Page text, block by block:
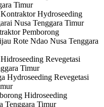
Timur
Hydroseeding
Nusa Tenggara Timur
Pemborong
Rote Ndao Nusa Tenggara
Revegetasi
Timur
Hydroseeding Revegetasi
Hidroseeding
Tenggara Timur